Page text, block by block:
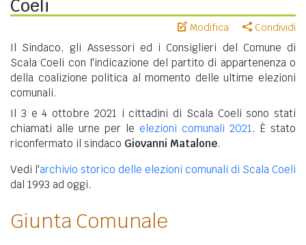
Coeli
Modifica Condividi
Il Sindaco, gli Assessori ed i Consiglieri del Comune di
Scala Coeli con l'indicazione del partito di appartenenza o
della coalizione politica al momento delle ultime elezioni
comunali.
Il 3 e 4 ottobre 2021 i cittadini di Scala Coeli sono stati
chiamati alle urne per le elezioni comunali 2021 . È stato
riconfermato il sindaco Giovanni Matalone.
Vedi l'archivio storico delle elezioni comunali di Scala Coeli
dal 1993 ad oggi.
Giunta Comunale